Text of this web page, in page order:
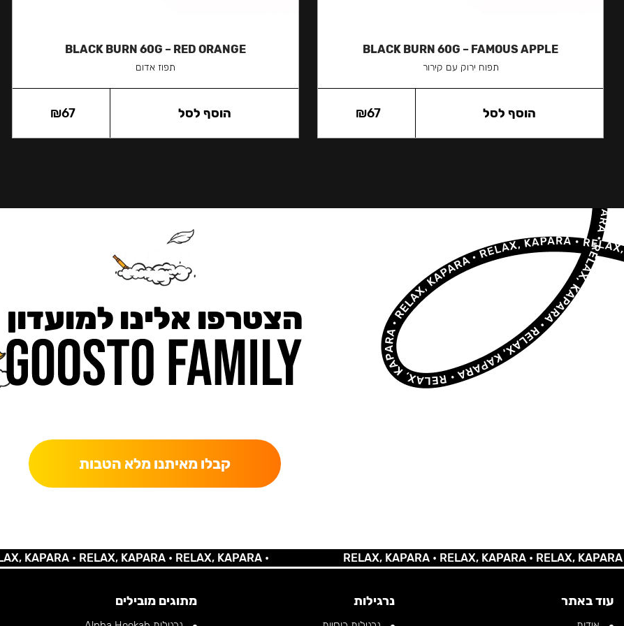
BLACK BURN 60G – FAMOUS APPLE
תפוח ירוק עם קירור
₪67 הוסף לסל
BLACK BURN 60G – RED ORANGE
תפוז אדום
₪67 הוסף לסל
הצטרפו אלינו למועדון
קבלו מאיתנו מלא הטבות
•RELAX, KAPARA •RELAX, KAPARA • RELAX, KAPARA •RELAX, KAPARA •RELAX, KAPARA •
עוד באתר נרגילות מתוגים מובילים